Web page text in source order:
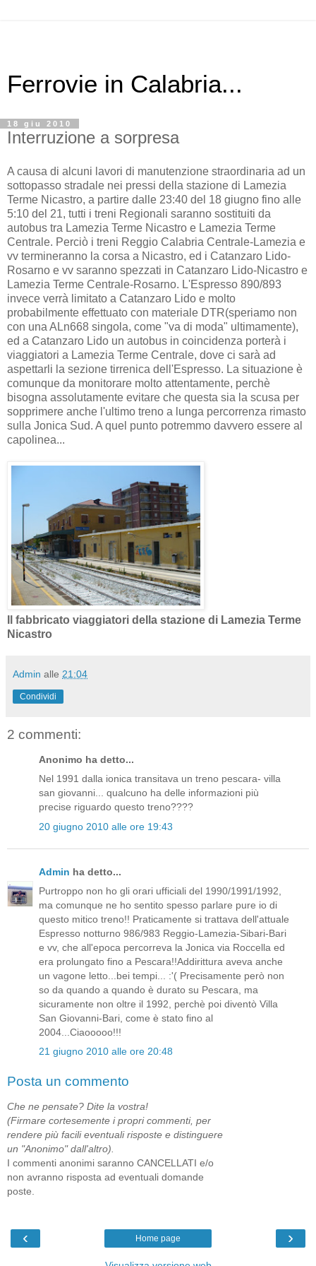
Ferrovie in Calabria...
18 giu 2010
Interruzione a sorpresa
A causa di alcuni lavori di manutenzione straordinaria ad un
sottopasso stradale nei pressi della stazione di Lamezia
Terme Nicastro, a partire dalle 23:40 del 18 giugno fino alle
5:10 del 21, tutti i treni Regionali saranno sostituiti da
autobus tra Lamezia Terme Nicastro e Lamezia Terme
Centrale. Perciò i treni Reggio Calabria Centrale-Lamezia e
vv termineranno la corsa a Nicastro, ed i Catanzaro Lido-
Rosarno e vv saranno spezzati in Catanzaro Lido-Nicastro e
Lamezia Terme Centrale-Rosarno. L'Espresso 890/893
invece verrà limitato a Catanzaro Lido e molto
probabilmente effettuato con materiale DTR(speriamo non
con una ALn668 singola, come "va di moda" ultimamente),
ed a Catanzaro Lido un autobus in coincidenza porterà i
viaggiatori a Lamezia Terme Centrale, dove ci sarà ad
aspettarli la sezione tirrenica dell'Espresso. La situazione è
comunque da monitorare molto attentamente, perchè
bisogna assolutamente evitare che questa sia la scusa per
sopprimere anche l'ultimo treno a lunga percorrenza rimasto
sulla Jonica Sud. A quel punto potremmo davvero essere al
capolinea...
Il fabbricato viaggiatori della stazione di Lamezia Terme
Nicastro
Admin alle 21:04
Condividi
2 commenti:
Anonimo ha detto...
Nel 1991 dalla ionica transitava un treno pescara- villa
san giovanni... qualcuno ha delle informazioni più
precise riguardo questo treno????
20 giugno 2010 alle ore 19:43
Admin ha detto...
Purtroppo non ho gli orari ufficiali del 1990/1991/1992,
ma comunque ne ho sentito spesso parlare pure io di
questo mitico treno!! Praticamente si trattava dell'attuale
Espresso notturno 986/983 Reggio-Lamezia-Sibari-Bari
e vv, che all'epoca percorreva la Jonica via Roccella ed
era prolungato fino a Pescara!!Addirittura aveva anche
un vagone letto...bei tempi... :'( Precisamente però non
so da quando a quando è durato su Pescara, ma
sicuramente non oltre il 1992, perchè poi diventò Villa
San Giovanni-Bari, come è stato fino al
2004...Ciaooooo!!!
21 giugno 2010 alle ore 20:48
Posta un commento
Che ne pensate? Dite la vostra!
(Firmare cortesemente i propri commenti, per
rendere più facili eventuali risposte e distinguere
un "Anonimo" dall'altro).
I commenti anonimi saranno CANCELLATI e/o
non avranno risposta ad eventuali domande
poste.
‹ ›
Home page